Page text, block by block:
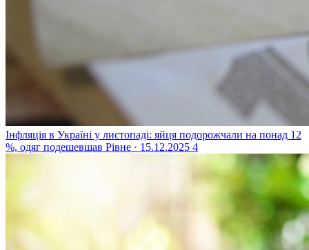
Інфляція в Україні у листопаді: яйця подорожчали на понад 12
%, одяг подешевшав Рівне · 15.12.2025 4